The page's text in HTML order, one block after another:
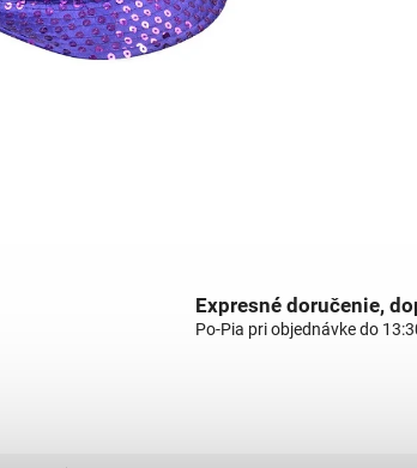
Expresné doručenie,
Po-Pia pri objednávke do